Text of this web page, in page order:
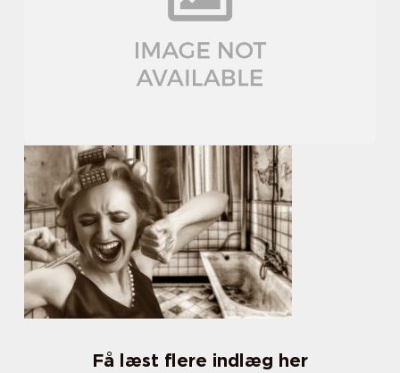
Få læst flere indlæg her